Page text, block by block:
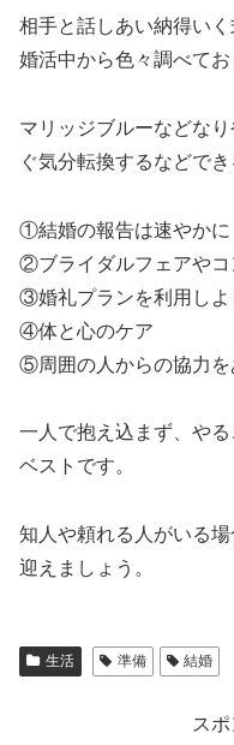
相手と話しあい納得い
婚活中から色々調べてお
マリッジブルーなどな
ぐ気分転換するなどで
①結婚の報告は速やかに
②ブライダルフェアやコ
③婚礼プランを利用しよ
④体と心のケア
⑤周囲の人からの協力を
一人で抱え込まず、や
ベストです。
知人や頼れる人がいる
迎えましょう。
生活 準備 結婚
ス